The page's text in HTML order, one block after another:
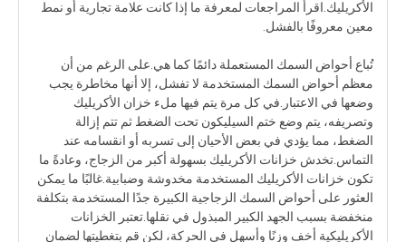
الأكريليك.اقرأ المراجعات لمعرفة ما إذا كانت علامة تجارية أو نمط
معين معروفًا بالفشل.
تُباع أحواض السمك المستعملة دائمًا كما هي.على الرغم من أن
معظم أحواض السمك المستخدمة لا تفشل، إلا أنها مخاطرة يجب
وضعها في الاعتبار.في كل مرة يتم فيها ملء خزان الأكريليك
وتصريفه، يتم وضع ختم السيليكون تحت الضغط ثم تتم إزالة
الضغط، مما يؤدي في بعض الأحيان إلى تسربه أو انقسامه عند
التماس.تخدش خزانات الأكريليك بسهولة أكبر من الزجاج، وعادةً ما
تكون خزانات الأكريليك المستخدمة مخدوشة وضبابية.غالبًا ما يمكن
العثور على أحواض السمك الزجاجية الكبيرة جدًا المستخدمة بتكلفة
منخفضة بسبب الجهد الكبير المبذول في نقلها.تعتبر الخزانات
الأكريليكية أخف وزنًا وأسهل في الحركة، لكن قم بتغطيتها لضمان